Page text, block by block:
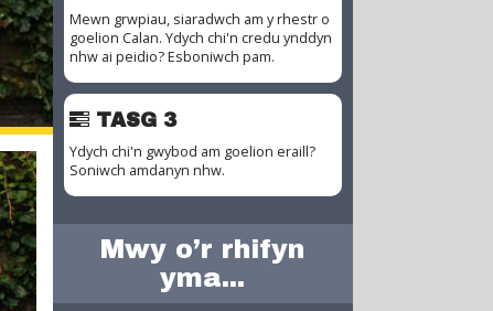
Mewn grwpiau, siaradwch am y rhestr o
goelion Calan. Ydych chi'n credu ynddyn
nhw ai peidio? Esboniwch pam.
TASG 3
Ydych chi'n gwybod am goelion eraill?
Soniwch amdanyn nhw.
Mwy o’r rhifyn
yma...